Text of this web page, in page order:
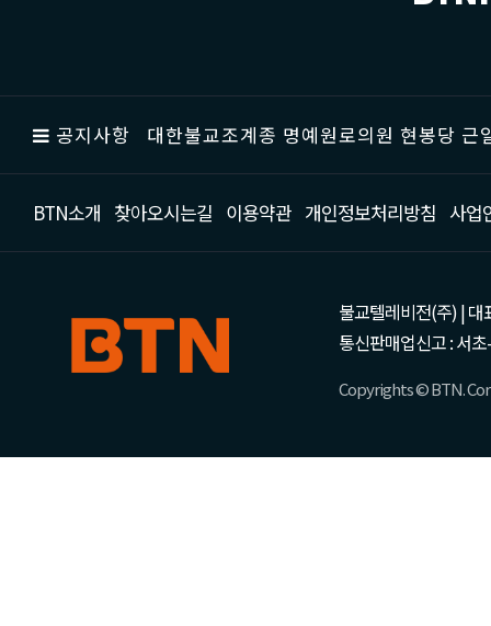
공지사항 대한불교조계종 명예원로의원 현봉당
BTN소개 찾아오시는길 이용약관 개인정보처리방침 사업
불교텔레비전(주) | 대
통신판매업신고 : 서
Copyrights © BTN.